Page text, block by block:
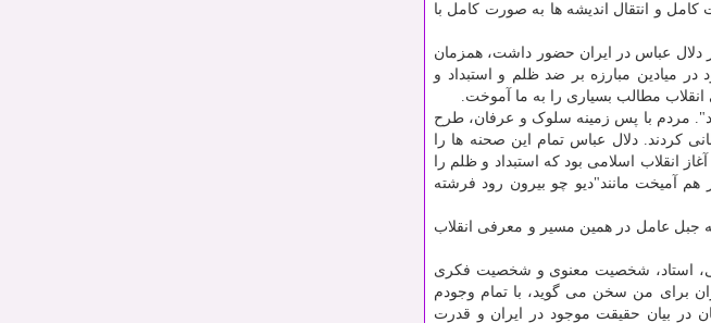
و انتقال اندیشه ها به صورت کامل با
دلال عباس در ایران حضور داشت، همزمان
در میادین مبارزه بر ضد ظلم و استبداد و
انقلاب مطالب بسیاری را به ما آموخت.
مردم با پس زمینه سلوک و عرفان، طرح
کردند. دلال عباس تمام این صحنه ها را
انقلاب اسلامی بود که استبداد و ظلم را
هم آمیخت مانند"دیو چو بیرون رود فرشته
جبل عامل در همین مسیر و معرفی انقلاب
استاد، شخصیت معنوی و شخصیت فکری
برای من سخن می گوید، با تمام وجودم
در بیان حقیقت موجود در ایران و قدرت